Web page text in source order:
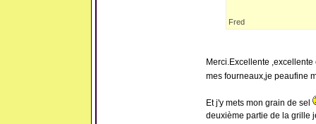
Fred
Merci.Excellente
mes fourneaux,je peaufine
Et j'y mets mon grain de sel
deuxième partie de la grille